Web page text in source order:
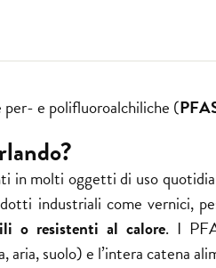
e polifluoroalchiliche (
in molti oggetti di uso
industriali come vernici,
o resistenti al calore. I
suolo) e l’intera catena